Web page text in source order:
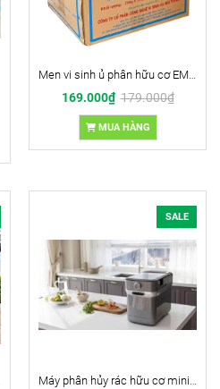
Men vi sinh ủ phân hữu cơ EMIC
169.000₫179.000₫
MUA HÀNG
SALE
Máy phân hủy rác hữu cơ mini cho gia đình